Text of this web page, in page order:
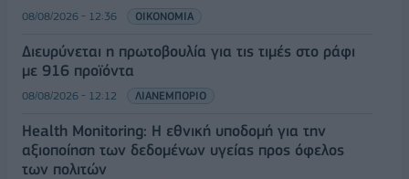
08/08/2026 - 12:36 ΟΙΚΟΝΟΜΙΑ
Διευρύνεται η πρωτοβουλία για τις τιμές στο ράφι
με 916 προϊόντα
08/08/2026 - 12:12 ΛΙΑΝΕΜΠΟΡΙΟ
Health Monitoring: Η εθνική υποδομή για την
αξιοποίηση των δεδομένων υγείας προς όφελος
των πολιτών